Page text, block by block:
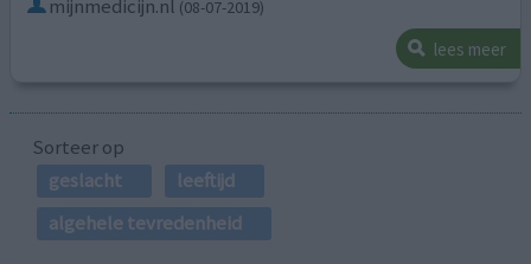
mijnmedicijn.nl (08-07-2019)
lees meer
Sorteer op
geslacht
leeftijd
algehele tevredenheid